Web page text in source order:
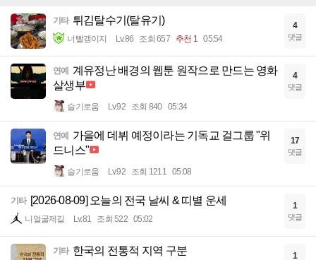
기타 튀김탈수기(탈유기)
너빨갱이지 Lv.86 조회 657 추천 1 05:54
4
댓글
연예 계유정난 배경의 웹툰 원작으로 만드는 영화
살생부
슬기로움 Lv.92 조회 840 05:34
4
댓글
연예 가을에 데뷔 예정이라는 기독교 걸그룹 "위
드니스"
슬기로움 Lv.92 조회 1211 05:08
17
댓글
기타 [2026-08-09] 오늘의 전국 날씨 & 띠별 운세
니얼굴제길 Lv.81 조회 522 05:02
1
댓글
기타 한국의 전통적 지역 구분 1